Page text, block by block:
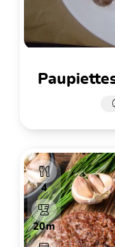
4
20m